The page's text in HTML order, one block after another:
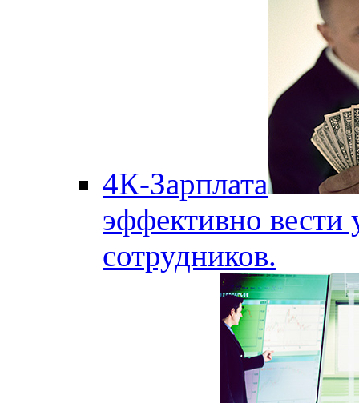
4К-Зарплата
эффективно вести
сотрудников.